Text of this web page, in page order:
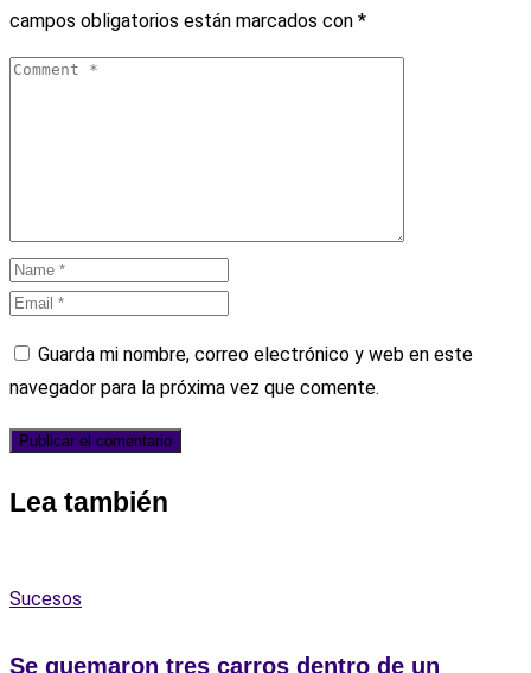
campos obligatorios están marcados con *
Guarda mi nombre, correo electrónico y web en este
navegador para la próxima vez que comente.
Lea también
Sucesos
Se quemaron tres carros dentro de un